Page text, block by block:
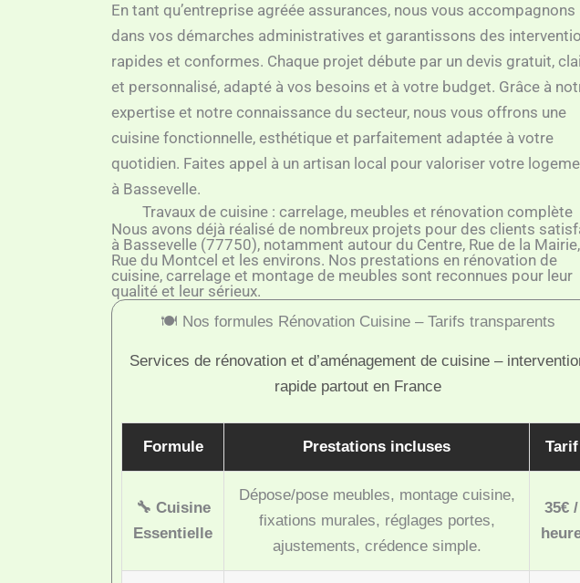
En tant qu’entreprise agréée assurances, nous vous accompagnons
dans vos démarches administratives et garantissons des
rapides et conformes. Chaque projet débute par un devis gratuit,
et personnalisé, adapté à vos besoins et à votre budget. Grâce à
expertise et notre connaissance du secteur, nous vous offrons une
cuisine fonctionnelle, esthétique et parfaitement adaptée à votre
quotidien. Faites appel à un artisan local pour valoriser votre
à Bassevelle.
Travaux de cuisine : carrelage, meubles et rénovation complète
Nous avons déjà réalisé de nombreux projets pour des clients
à Bassevelle (77750), notamment autour du Centre, Rue de la Mairie,
Rue du Montcel et les environs. Nos prestations en rénovation de
cuisine, carrelage et montage de meubles sont reconnues pour leur
qualité et leur sérieux.
🍽️ Nos formules Rénovation Cuisine – Tarifs transparents
Services de rénovation et d’aménagement de cuisine –
rapide partout en France
Formule Prestations incluses Tarif
🔧 Cuisine
Essentielle
Dépose/pose meubles, montage cuisine,
fixations murales, réglages portes,
ajustements, crédence simple.
35€ /